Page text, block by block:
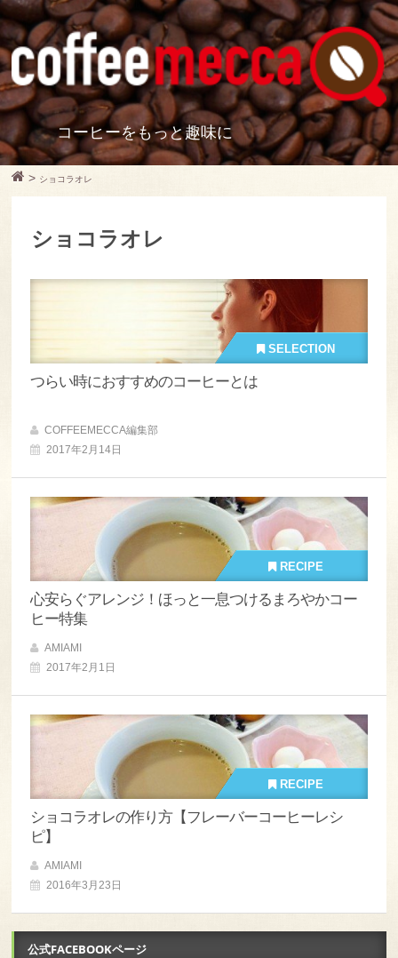
コーヒーをもっと趣味に
> ショコラオレ
ショコラオレ
SELECTION
つらい時におすすめのコーヒーとは
COFFEEMECCA編集部
2017年2月14日
RECIPE
心安らぐアレンジ！ほっと一息つけるまろやかコー
ヒー特集
AMIAMI
2017年2月1日
RECIPE
ショコラオレの作り方【フレーバーコーヒーレシ
ピ】
AMIAMI
2016年3月23日
公式FACEBOOKページ